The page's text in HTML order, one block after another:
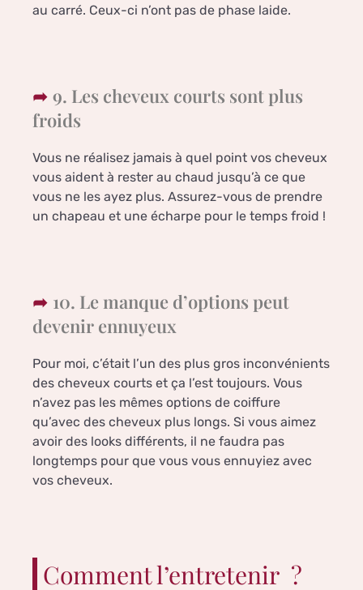
au carré. Ceux-ci n’ont pas de phase laide.
9. Les cheveux courts sont plus
froids
Vous ne réalisez jamais à quel point vos cheveux
vous aident à rester au chaud jusqu’à ce que
vous ne les ayez plus. Assurez-vous de prendre
un chapeau et une écharpe pour le temps froid !
10. Le manque d’options peut
devenir ennuyeux
Pour moi, c’était l’un des plus gros inconvénients
des cheveux courts et ça l’est toujours. Vous
n’avez pas les mêmes options de coiffure
qu’avec des cheveux plus longs. Si vous aimez
avoir des looks différents, il ne faudra pas
longtemps pour que vous vous ennuyiez avec
vos cheveux.
Comment l’entretenir ?